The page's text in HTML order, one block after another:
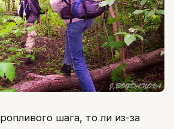
шага, то ли из-за